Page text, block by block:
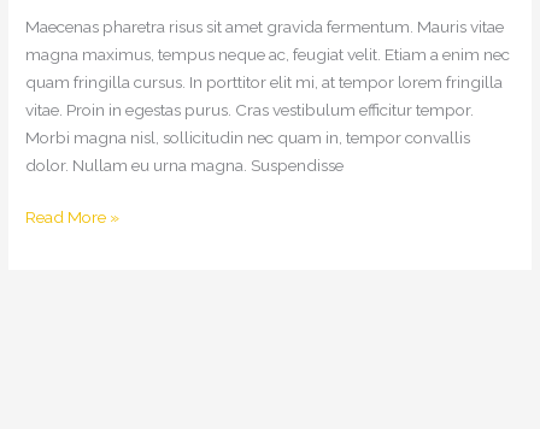
Maecenas pharetra risus sit amet gravida fermentum. Mauris vitae
magna maximus, tempus neque ac, feugiat velit. Etiam a enim nec
quam fringilla cursus. In porttitor elit mi, at tempor lorem fringilla
vitae. Proin in egestas purus. Cras vestibulum efficitur tempor.
Morbi magna nisl, sollicitudin nec quam in, tempor convallis
dolor. Nullam eu urna magna. Suspendisse
Neque
Read More »